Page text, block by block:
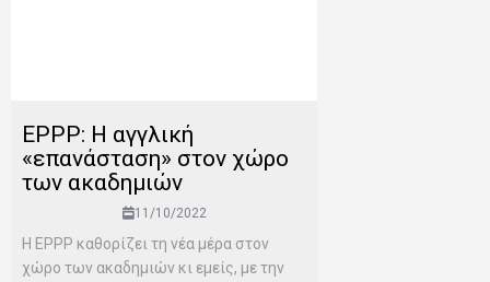
ΕPPP: Η αγγλική
«επανάσταση» στον χώρο
των ακαδημιών
11/10/2022
Η EPPP καθορίζει τη νέα μέρα στον
χώρο των ακαδημιών κι εμείς, με την